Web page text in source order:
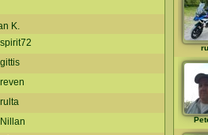
K.
spirit72
gittis
reven
rulta
Nillan